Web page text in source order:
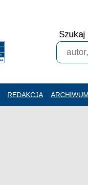
Szukaj
REDAKCJA ARCHIWUM